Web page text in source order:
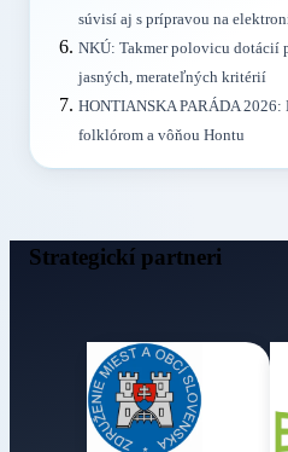
súvisí aj s prípravou na
NKÚ: Takmer polovicu dotácií
jasných, merateľných kritérií
HONTIANSKA PARÁDA
folklórom a vôňou Hontu
Strategickí partneri